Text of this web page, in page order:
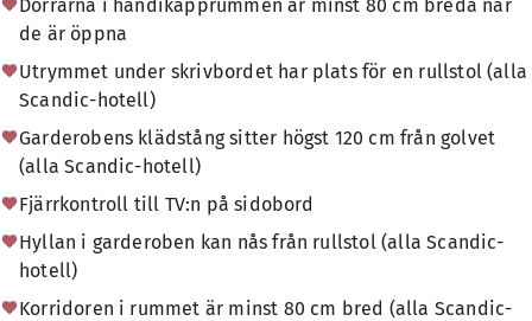
Dörrarna i handikapprummen är minst 80 cm breda när
de är öppna
Utrymmet under skrivbordet har plats för en rullstol (alla
Scandic-hotell)
Garderobens klädstång sitter högst 120 cm från golvet
(alla Scandic-hotell)
Fjärrkontroll till TV:n på sidobord
Hyllan i garderoben kan nås från rullstol (alla Scandic-
hotell)
Korridoren i rummet är minst 80 cm bred (alla Scandic-